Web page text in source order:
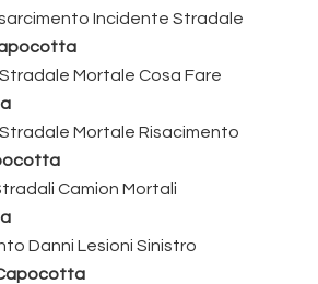
Incidente Stradale
Mortale Cosa Fare
Mortale Risacimento
Camion Mortali
Danni Lesioni Sinistro